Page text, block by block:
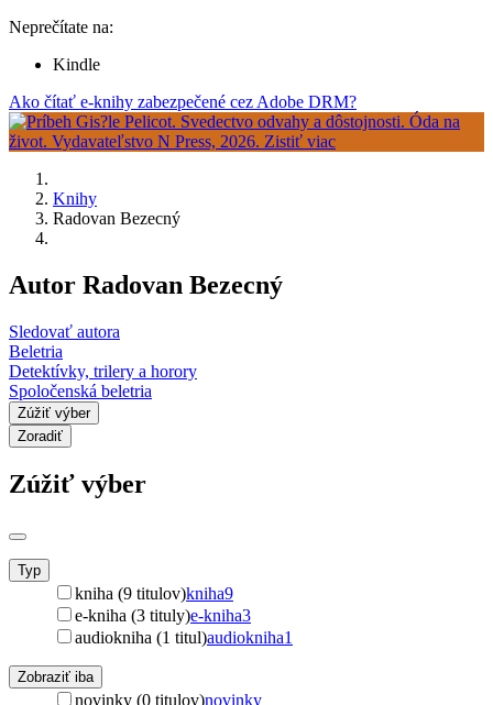
Neprečítate na:
Kindle
Ako čítať e-knihy zabezpečené cez Adobe DRM?
Knihy
Radovan Bezecný
Autor Radovan Bezecný
Sledovať autora
Beletria
Detektívky, trilery a horory
Spoločenská beletria
Zúžiť výber
Zoradiť
Zúžiť výber
Typ
kniha (9 titulov)kniha9
e-kniha (3 tituly)e-kniha3
audiokniha (1 titul)audiokniha1
Zobraziť iba
novinky (0 titulov)novinky